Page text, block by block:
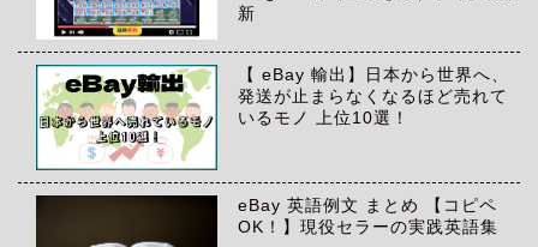
新
【 eBay 輸出】日本から世界へ、
発送が止まらなくなるほど売れて
いるモノ 上位10選！
eBay 英語例文 まとめ 【コピペ
OK！】現役セラーの実践英語集